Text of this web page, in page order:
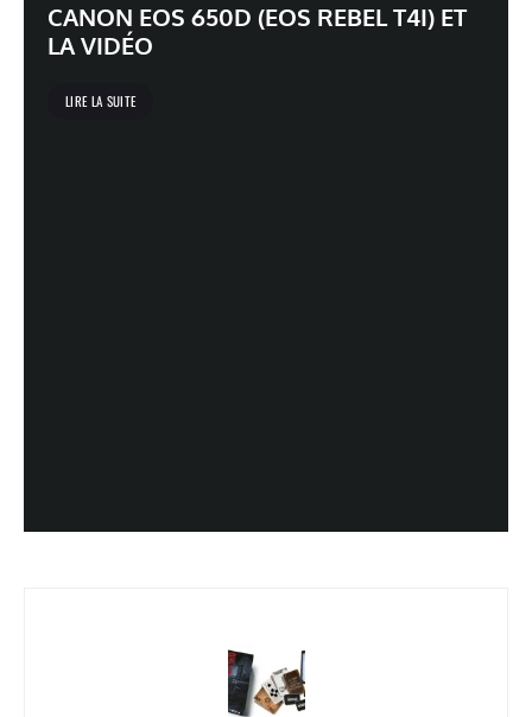
CANON EOS 650D (EOS REBEL T4I) ET
LA VIDÉO
LIRE LA SUITE